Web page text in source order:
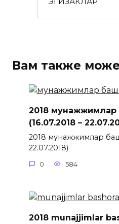
Вам также
2018 мунажжимлар
(16.07.2018 –
2018 мунажжимлар
22.07.2018)
0 584
2018 munajjimlar